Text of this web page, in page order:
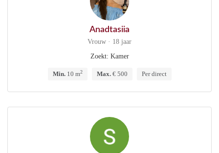
Anadtasiia
Vrouw · 18 jaar
Zoekt: Kamer
Min.10 m2 Max.€ 500 Per direct